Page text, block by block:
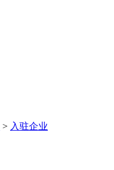
> 入驻企业